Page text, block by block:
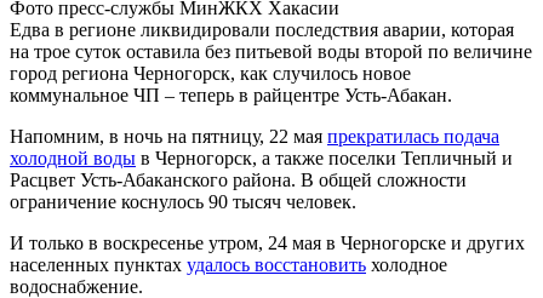
Фото пресс-службы МинЖКХ Хакасии
Едва в регионе ликвидировали последствия аварии, которая
на трое суток оставила без питьевой воды второй по величине
город региона Черногорск, как случилось новое
коммунальное ЧП – теперь в райцентре Усть-Абакан.
Напомним, в ночь на пятницу, 22 мая прекратилась подача
холодной воды в Черногорск, а также поселки Тепличный и
Расцвет Усть-Абаканского района. В общей сложности
ограничение коснулось 90 тысяч человек.
И только в воскресенье утром, 24 мая в Черногорске и других
населенных пунктах удалось восстановить холодное
водоснабжение.